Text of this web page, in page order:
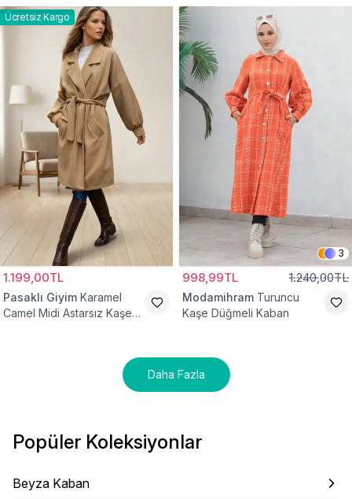
Ücretsiz Kargo
1.199,00TL
Pasaklı Giyim Karamel
Camel Midi Astarsız Kaşe
3
998,99TL 1.240,00TL
Modamihram Turuncu
Kaşe Düğmeli Kaban
Daha Fazla
Popüler Koleksiyonlar
Beyza Kaban